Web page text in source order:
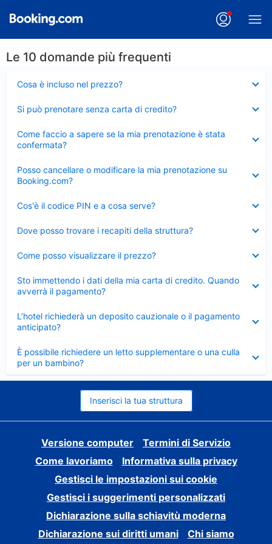
Le 10 domande più frequenti
Cosa è incluso nel prezzo?
chiuso
Si può prenotare senza carta di credito?
chiuso
Come faccio a sapere se la mia prenotazione è stata
confermata?
chiuso
Posso cancellare o modificare la mia prenotazione su
Booking.com?
chiuso
Cos'è il codice PIN e a cosa serve?
chiuso
Dove posso trovare i recapiti della struttura?
chiuso
Come posso visualizzare il prezzo?
chiuso
Sto immettendo i dati della mia carta di credito. Quando
avverrà il pagamento?
chiuso
L’hotel richiederà un deposito cauzionale o il pagamento
anticipato?
chiuso
È possibile richiedere un letto supplementare o una culla
per un bambino?
Elemento
chiuso
Inserisci la tua struttura
Versione computer
Termini di Servizio
Come lavoriamo
Informativa sulla privacy
Gestisci le impostazioni sui cookie
Gestisci i suggerimenti personalizzati
Dichiarazione sulla schiavitù moderna
Dichiarazione sui diritti umani
Chi siamo